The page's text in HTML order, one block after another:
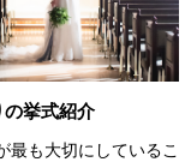
の挙式紹介
最も大切にしているこ